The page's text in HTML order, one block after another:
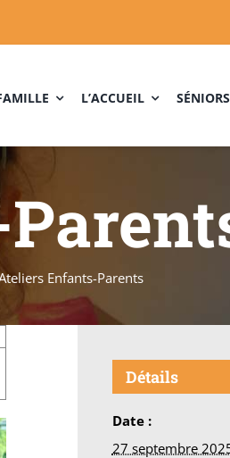
L’ACCUEIL
Enfants-Parents
Détails
Date :
27 septembre